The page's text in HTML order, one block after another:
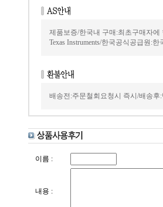
제품보증/한국내 구매:최초구매자
Texas Instruments/한국공식공급원:
배송전:주문철회요청시 즉시/배송후
이름 :
내용 :